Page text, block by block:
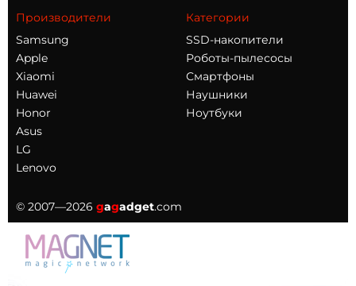
Производители
Samsung
Apple
Xiaomi
Huawei
Honor
Asus
LG
Lenovo
Категории
SSD-накопители
Роботы-пылесосы
Смартфоны
Наушники
Ноутбуки
© 2007—2026 gagadget.com